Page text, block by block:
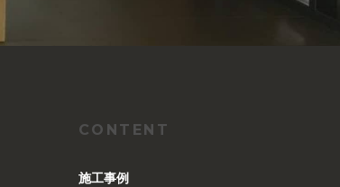
CONTENT
施工事例